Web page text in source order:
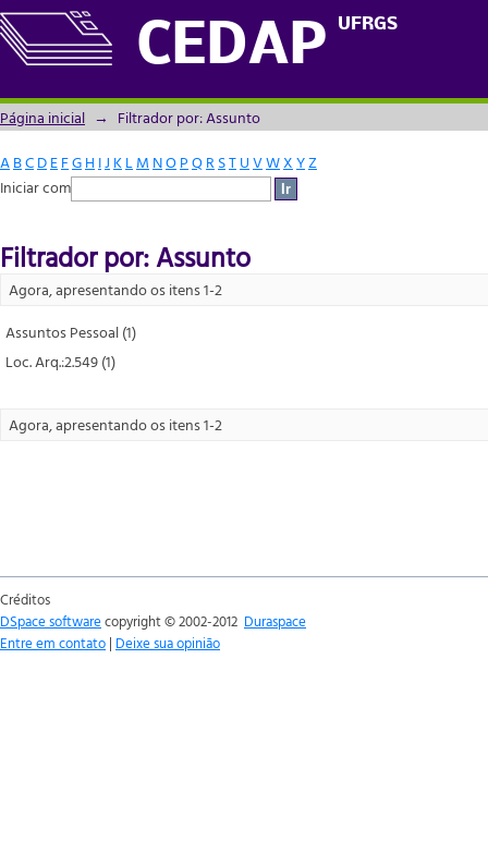
CEDAP UFRGS
Filtrador por: Assunto
Página inicial → Filtrador por: Assunto
ABCDEFGH IJ KLM NOPQRSTUVWXYZ
Iniciar com
Filtrador por: Assunto
Agora, apresentando os itens 1-2
Assuntos Pessoal (1)
Loc. Arq.:2.549 (1)
Agora, apresentando os itens 1-2
Créditos
DSpace softwarecopyright © 2002-2012 Duraspace
Entre em contato | Deixe sua opinião